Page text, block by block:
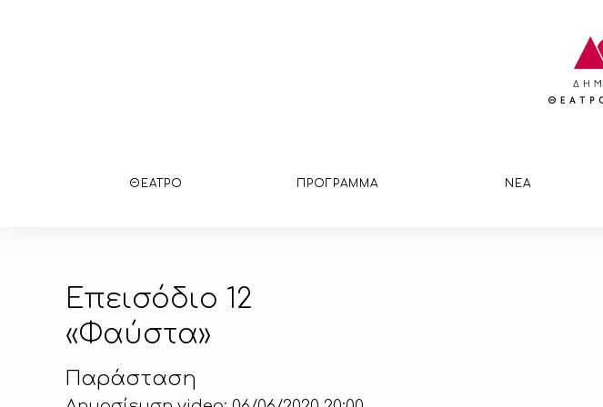
ΘΕΑΤΡΟ ΠΡΟΓΡΑΜΜΑ ΝΕΑ
Επεισόδιο 12
«Φαύστα»
Παράσταση